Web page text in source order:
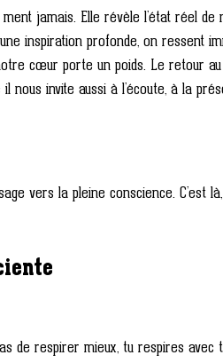
jamais. Elle révèle l’état réel de
inspiration profonde, on ressent
cœur porte un poids. Le retour
nous invite aussi à l’écoute, à la
vers la pleine conscience. C’est
de respirer mieux, tu respires avec